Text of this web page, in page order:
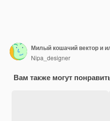
Милый кошачий вектор и
Nipa_designer
Вам также могут